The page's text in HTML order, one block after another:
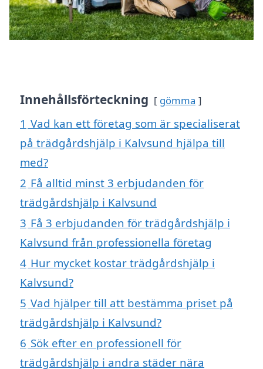
Innehållsförteckning gömma
1 Vad kan ett företag som är specialiserat
på trädgårdshjälp i Kalvsund hjälpa till
med?
2 Få alltid minst 3 erbjudanden för
trädgårdshjälp i Kalvsund
3 Få 3 erbjudanden för trädgårdshjälp i
Kalvsund från professionella företag
4 Hur mycket kostar trädgårdshjälp i
Kalvsund?
5 Vad hjälper till att bestämma priset på
trädgårdshjälp i Kalvsund?
6 Sök efter en professionell för
trädgårdshjälp i andra städer nära